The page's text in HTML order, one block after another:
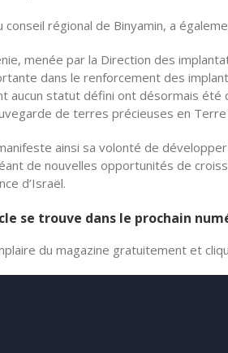
conseil régional de Binyamin, a
menée par la Direction des
dans le renforcement des
aucun statut défini ont désormais
de terres précieuses en Terre
ainsi sa volonté de
de nouvelles opportunités de
d’Israël.
se trouve dans le prochain
du magazine gratuitement et